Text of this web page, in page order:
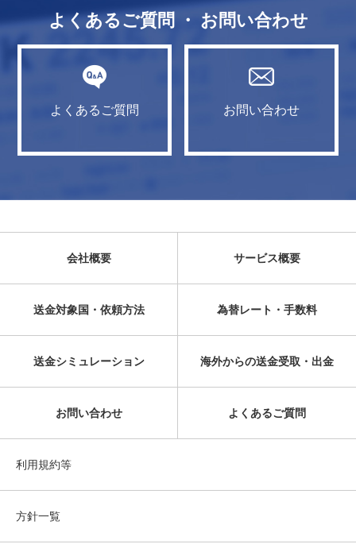
よくあるご質問 ・ お問い合わせ
よくあるご質問 お問い合わせ
会社概要 サービス概要
送金対象国・依頼方法 為替レート・手数料
送金シミュレーション 海外からの送金受取・出金
お問い合わせ よくあるご質問
利用規約等
方針一覧